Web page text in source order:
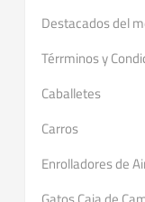
Destacados del
Térrminos y
Caballetes
Carros
Enrolladores de